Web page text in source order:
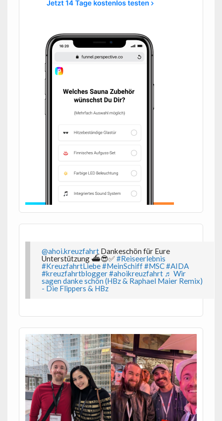
@ahoi.kreuzfahrt Dankeschön für Eure
Unterstützung ⛴️😎✅#Reiseerlebnis
#KreuzfahrtLiebe#MeinSchiff#MSC#AIDA
#kreuzfahrtblogger#ahoikreuzfahrt ♬ Wir
sagen danke schön (HBz & Raphael Maier Remix)
- Die Flippers & HBz